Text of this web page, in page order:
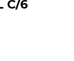
C/6